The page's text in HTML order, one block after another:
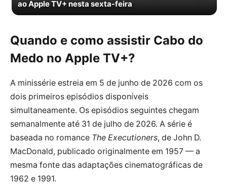
ao Apple TV+ nesta sexta-feira
Quando e como assistir Cabo do
Medo no Apple TV+?
A minissérie estreia em 5 de junho de 2026 com os
dois primeiros episódios disponíveis
simultaneamente. Os episódios seguintes chegam
semanalmente até 31 de julho de 2026. A série é
baseada no romance The Executioners, de John D.
MacDonald, publicado originalmente em 1957 — a
mesma fonte das adaptações cinematográficas de
1962 e 1991.